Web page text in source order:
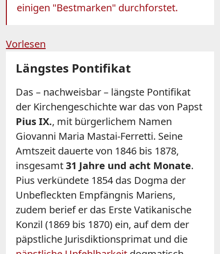
einigen "Bestmarken" durchforstet.
Vorlesen
Längstes Pontifikat
Das – nachweisbar – längste Pontifikat
der Kirchengeschichte war das von Papst
Pius IX., mit bürgerlichem Namen
Giovanni Maria Mastai-Ferretti. Seine
Amtszeit dauerte von 1846 bis 1878,
insgesamt31 Jahre und acht Monate.
Pius verkündete 1854 das Dogma der
Unbefleckten Empfängnis Mariens,
zudem berief er das Erste Vatikanische
Konzil (1869 bis 1870) ein, auf dem der
päpstliche Jurisdiktionsprimat und die